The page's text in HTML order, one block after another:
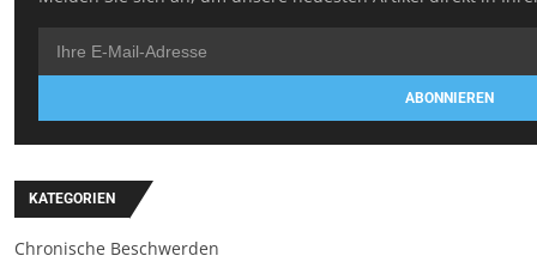
ABONNIEREN
KATEGORIEN
Chronische Beschwerden